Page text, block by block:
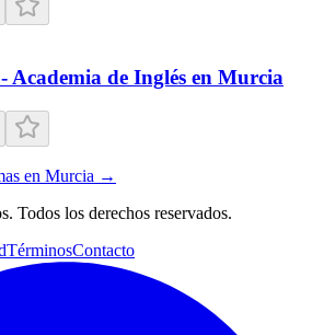
Academia de Inglés en Murcia
en Murcia →
Todos los derechos reservados.
TérminosContacto